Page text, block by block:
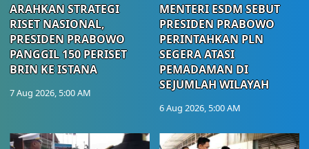
ARAHKAN STRATEGI
RISET NASIONAL,
PRESIDEN PRABOWO
PANGGIL 150 PERISET
BRIN KE ISTANA
7 Aug 2026, 5:00 AM
MENTERI ESDM SEBUT
PRESIDEN PRABOWO
PERINTAHKAN PLN
SEGERA ATASI
PEMADAMAN DI
SEJUMLAH WILAYAH
6 Aug 2026, 5:00 AM